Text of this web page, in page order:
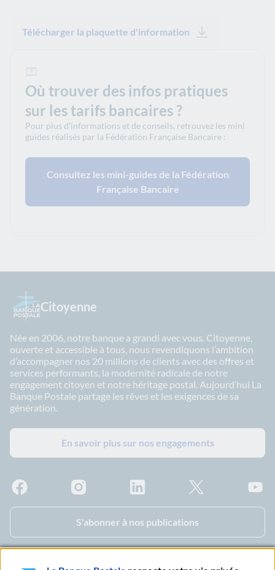
Télécharger la plaquette d'information
Où trouver des infos pratiques
sur les tarifs bancaires ?
Pour plus d’informations et de conseils, retrouvez les mini
guides réalisés par la Fédération Française Bancaire :
Consultez les mini-guides de la Fédération
Française Bancaire
Citoyenne
Née en 2006, notre banque a grandi avec vous. Citoyenne,
ouverte et accessible à tous, nous revendiquons l’ambition
d’accompagner nos 20 millions de clients avec des offres et
services performants, la modernité radicale de notre
engagement citoyen et notre héritage postal. Aujourd’hui La
Banque Postale partage les rêves et les exigences de sa
génération.
En savoir plus sur nos engagements
S'abonner à nos publications